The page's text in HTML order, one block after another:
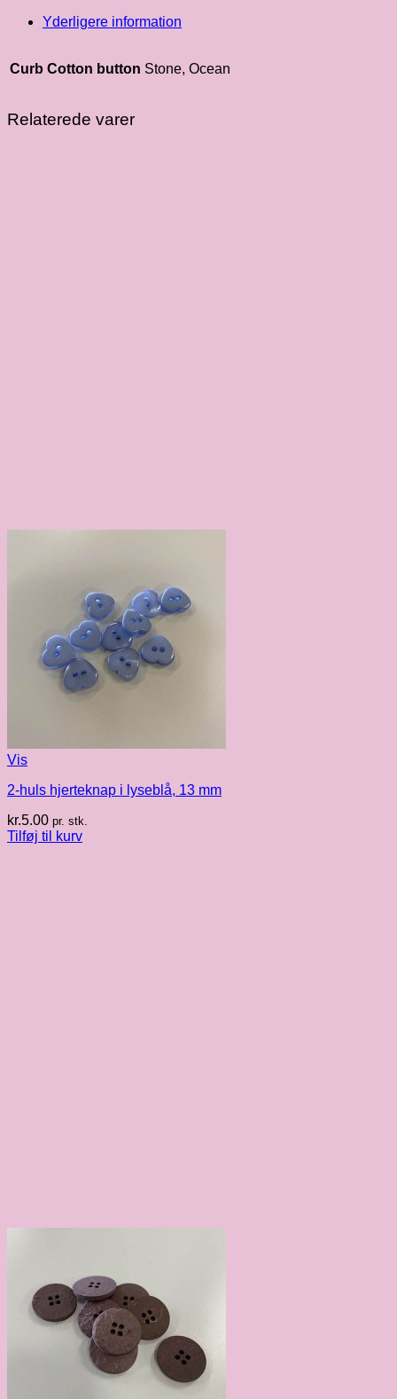
Yderligere information
Curb Cotton button Stone, Ocean
Relaterede varer
Vis
2-huls hjerteknap i lyseblå, 13 mm
kr.5.00 pr. stk.
Tilføj til kurv